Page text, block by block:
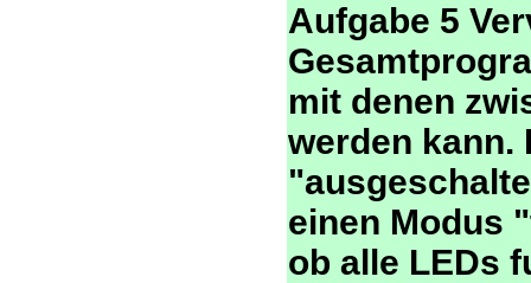
Aufgabe 5
mit denen
werden kann.
einen Modus
ob alle LEDs